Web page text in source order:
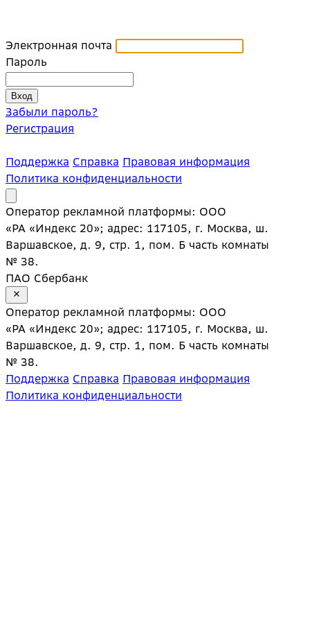
Электронная почта
Пароль
Забыли пароль?
Регистрация
Поддержка Справка Правовая информация
Политика конфиденциальности
Оператор рекламной платформы: ООО
«РА «Индекс 20»; адрес: 117105, г. Москва, ш.
Варшавское, д. 9, стр. 1, пом. Б часть комнаты
№ 38.
ПАО Сбербанк
Оператор рекламной платформы: ООО
«РА «Индекс 20»; адрес: 117105, г. Москва, ш.
Варшавское, д. 9, стр. 1, пом. Б часть комнаты
№ 38.
Поддержка Справка Правовая информация
Политика конфиденциальности